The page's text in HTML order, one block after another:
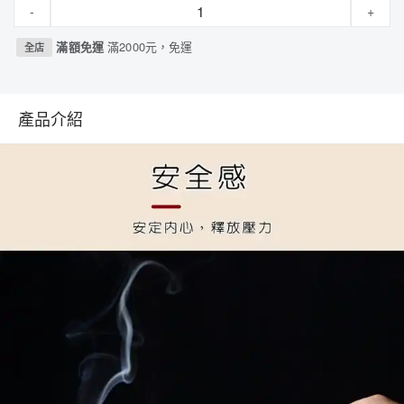
- +
全店 滿額免運滿2000元，免運
產品介紹